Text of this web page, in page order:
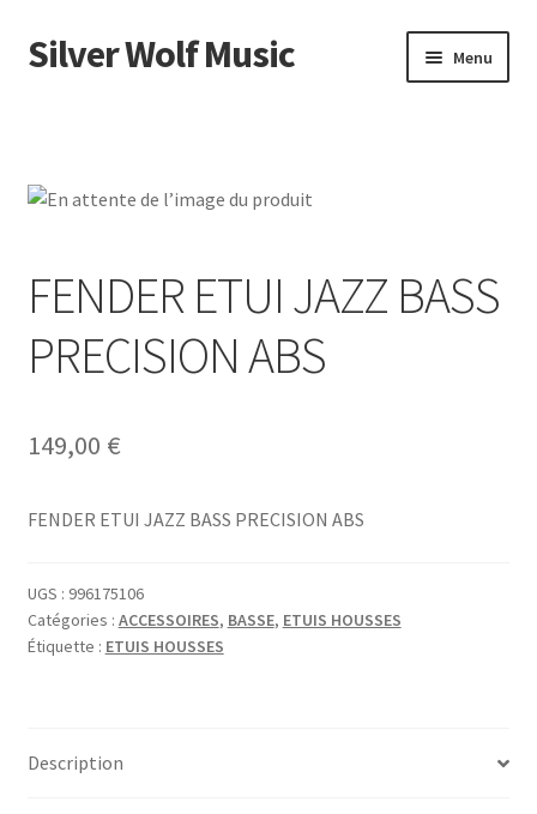
Aller
à
Aller
au
Silver Wolf Music Menu
Mon compte
FENDER ETUI JAZZ BASS
PRECISION ABS
149,00 €
FENDER ETUI JAZZ BASS PRECISION ABS
UGS : 996175106
Catégories : ACCESSOIRES, BASSE, ETUIS HOUSSES
Étiquette : ETUIS HOUSSES
Description